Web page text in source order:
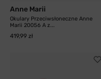
Anne Marii
Okulary Przeciwsłoneczne Anne
Marii 20056 A z...
419,99 zł